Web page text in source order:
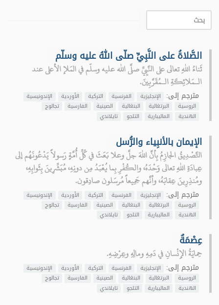
الصَّلاةُ على النَّبِيِّ صلّى اللهُ عليه وسلّم
ثَناءُ اللهِ تعالى على النَّبِيِّ صلَّى الله عليه وسلّم في المَلإ الأعلى عند
الـمَلائِكَةِ الـمُقَرَّبِينَ.
مترجم إلى: الإنجليزية الفرنسية التركية الأوردية
الإندونيسية
الروسية
البرتغالية البنغالية الصينية الفارسية
تجالوج
الهندية
الماليبارية التلجو تايلاندي
الإيمان بالأنبِياء والرُّسل
التَّصْدِيقُ الجازِمُ بِأنَّ اللهَ جلَّ وعلا بَعَثَ في كُلِّ أُمَّةٍ رَسولاً يَدْعُونَهُم إلى
عِبادَةِ اللهِ تعالى وَحْدَهُ، والكُفْرِ بِما يُعْبَدُ مِن دونِهِ، مُبَشِّرِينَ بِثَوابِهِ،
ومُنذِرِينَ عِقابَهُ، وأنَّهم جَمِيعاً مُرسَلون صادِقون.
مترجم إلى: الإنجليزية الفرنسية التركية الأوردية
الإندونيسية
الروسية
البرتغالية البنغالية الصينية الفارسية
تجالوج
الهندية
الماليبارية التلجو تايلاندي
عِصْمَةٌ
حِمايَةُ الإِنْسانِ في دَمِهِ ومالِهِ وعِرْضِهِ.
مترجم إلى: الإنجليزية الفرنسية التركية الأوردية
الإندونيسية
الروسية
البرتغالية البنغالية الصينية الفارسية
تجالوج
الهندية
الماليبارية التلجو تايلاندي